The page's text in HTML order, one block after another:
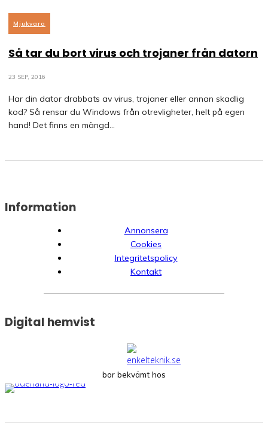
Mjukvara
Så tar du bort virus och trojaner från datorn
23 SEP, 2016
Har din dator drabbats av virus, trojaner eller annan skadlig
kod? Så rensar du Windows från otrevligheter, helt på egen
hand! Det finns en mängd...
Information
Annonsera
Cookies
Integritetspolicy
Kontakt
Digital hemvist
bor bekvämt hos